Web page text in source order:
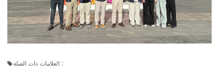
العلامات ذات الصلة :